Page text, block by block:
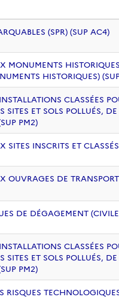
(SPR) (SUP AC4)
MONUMENTS
HISTORIQUES)
CLASSÉES
SITES ET SOLS POLLUÉS,
PM2)
SITES INSCRITS ET
OUVRAGES DE
DE DÉGAGEMENT
CLASSÉES
SITES ET SOLS POLLUÉS,
PM2)
RISQUES